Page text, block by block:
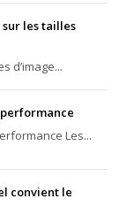
les tailles
d’image...
Les...
convient le